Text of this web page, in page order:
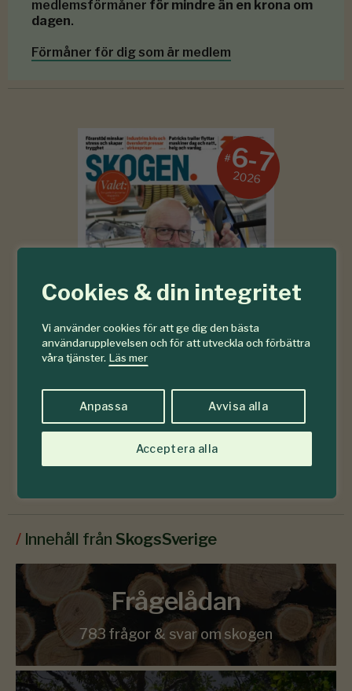
Cookies & din integritet
Vi använder cookies för att ge dig den bästa
användarupplevelsen och för att utveckla och förbättra
våra tjänster. Läs mer
Anpassa Avvisa alla
Acceptera alla
medlemsförmåner för mindre än en krona om
dagen.
Förmåner för dig som är medlem
#6-7
2026
Läs senaste numret
Prenumerera
/ Innehåll från SkogsSverige
Frågelådan
783 frågor & svar om skogen